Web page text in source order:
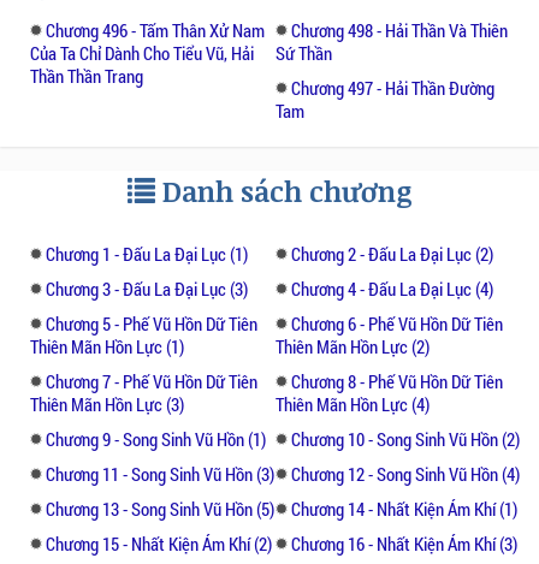
(liềm gặt)..thuộc khối công cụ, một đóa hoa
cúc, một cành mai...thuộc thực vật hệ đến
các vũ hồn cường đại như Tuyết Ảnh Ma
Hùng, Tật Phong Ma Lang.... Để có thể trở
thành hồn sư, ngoài vũ hồn cường đại, còn
hồn càng lớn, hồn lực càng cao, đại biểu cho
thực lực mạnh mẽ tại Đấu la đại lục.
Cứ 10 cấp hồn lực, vũ hồn có thể phụ gia
thêm một cái hồn hoàn, có được từ việc liệp
sát hồn thú, những quái thú mạnh mẽ, có tu
vị hằng nghìn năm. Hành trình tu luyện,
tìm hiểu bí ẩn cái chết của mẫu thân, bị mật
tông sư của phụ thân, câu chuyện sẽ cho
người đọc những trải nghiệm thú vị.
Chương 496 - Tấm Thân Xử Nam
Của Ta Chỉ Dành Cho Tiểu Vũ, Hải
Thần Thần Trang
Chương 498 - Hải Thần Và Thiên
Sứ Thần
Chương 497 - Hải Thần Đường
Tam
Danh sách chương
Chương 1 - Đấu La Đại Lục (1)
Chương 2 - Đấu La Đại Lục (2)
Chương 3 - Đấu La Đại Lục (3)
Chương 4 - Đấu La Đại Lục (4)
Chương 5 - Phế Vũ Hồn Dữ Tiên
Thiên Mãn Hồn Lực (1)
Chương 6 - Phế Vũ Hồn Dữ Tiên
Thiên Mãn Hồn Lực (2)
Chương 7 - Phế Vũ Hồn Dữ Tiên
Thiên Mãn Hồn Lực (3)
Chương 8 - Phế Vũ Hồn Dữ Tiên
Thiên Mãn Hồn Lực (4)
Chương 9 - Song Sinh Vũ Hồn (1)
Chương 10 - Song Sinh Vũ Hồn (2)
Chương 11 - Song Sinh Vũ Hồn (3)
Chương 12 - Song Sinh Vũ Hồn (4)
Chương 13 - Song Sinh Vũ Hồn (5)
Chương 14 - Nhất Kiện Ám Khí (1)
Chương 15 - Nhất Kiện Ám Khí (2)
Chương 16 - Nhất Kiện Ám Khí (3)